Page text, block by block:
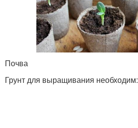
Почва
Грунт для выращивания необходим: